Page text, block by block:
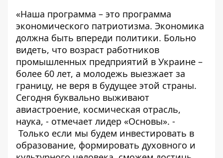
«Наша программа – это программа
экономического патриотизма. Экономика
должна быть впереди политики. Больно
видеть, что возраст работников
промышленных предприятий в Украине –
более 60 лет, а молодежь выезжает за
границу, не веря в будущее этой страны.
Сегодня буквально выживают
авиастроение, космическая отрасль,
наука, - отмечает лидер «Основы». -
Только если мы будем инвестировать в
образование, формировать духовного и